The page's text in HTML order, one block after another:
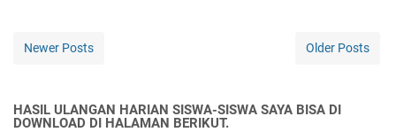
Newer Posts Older Posts
HASIL ULANGAN HARIAN SISWA-SISWA SAYA BISA DI
DOWNLOAD DI HALAMAN BERIKUT.